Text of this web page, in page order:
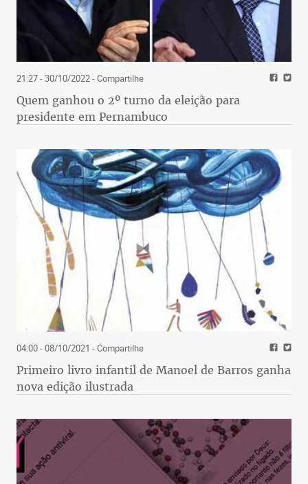
21:27 - 30/10/2022- Compartilhe
Quem ganhou o 2º turno da eleição para
presidente em Pernambuco
04:00 - 08/10/2021 - Compartilhe
Primeiro livro infantil de Manoel de Barros ganha
nova edição ilustrada